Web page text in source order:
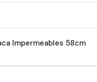
Impermeables 58cm